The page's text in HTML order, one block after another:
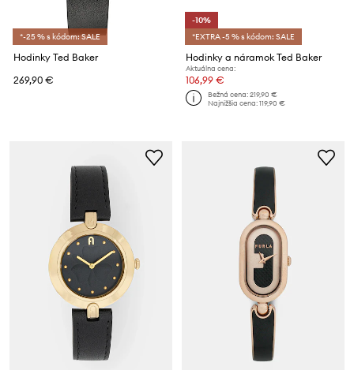
*-25 % s kódom: SALE
Hodinky Ted Baker
269,90 €
-10%
*EXTRA -5 % s kódom: SALE
Hodinky a náramok Ted Baker
Aktuálna cena:
106,99 €
Bežná cena:219,90 €
Najnižšia cena:119,90 €